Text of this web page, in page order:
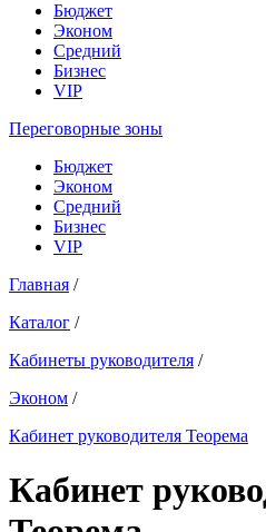
Бюджет
Эконом
Средний
Бизнес
VIP
Переговорные зоны
Бюджет
Эконом
Средний
Бизнес
VIP
Главная /
Каталог /
Кабинеты руководителя /
Эконом /
Кабинет руководителя Теорема
Кабинет